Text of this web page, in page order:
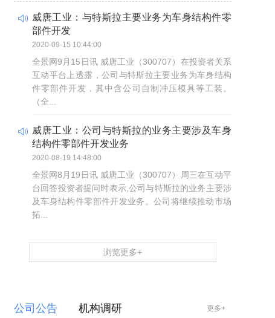
威唐工业：与特斯拉主要业务为车身结构件零
部件开发
2020-09-15 10:44:00
全景网9月15日讯 威唐工业（300707）在投资者关系
互动平台上透露，公司与特斯拉主要业务为车身结构
件零部件开发，其中含公司自制冲压模具等工装。
（全...
威唐工业：公司与特斯拉的业务主要涉及车身
结构件零部件开发业务
2020-08-19 14:48:00
全景网8月19日讯 威唐工业（300707）周三在互动平
台回答投资者提问时表示,公司与特斯拉的业务主要涉
及车身结构件零部件开发业务。公司将继续推动市场
拓...
浏览更多+
公司公告 机构调研 更多+